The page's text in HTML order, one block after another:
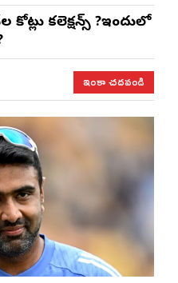
కలెక్షన్స్ ?ఇందులో
ఇంకా చదవండి